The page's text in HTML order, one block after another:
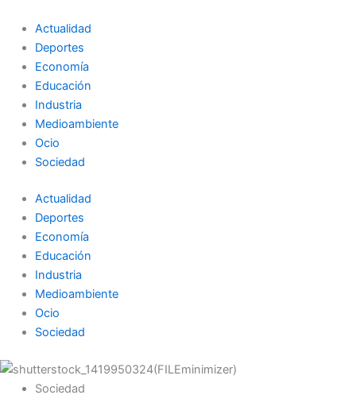
contenido
Actualidad
Deportes
Economía
Educación
Industria
Medioambiente
Ocio
Sociedad
Actualidad
Deportes
Economía
Educación
Industria
Medioambiente
Ocio
Sociedad
Sociedad